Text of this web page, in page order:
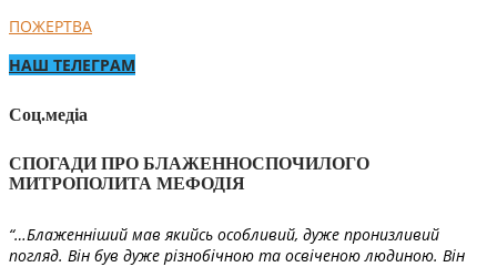
ПОЖЕРТВА
НАШ ТЕЛЕГРАМ
Соц.медіа
СПОГАДИ ПРО БЛАЖЕННОСПОЧИЛОГО
МИТРОПОЛИТА МЕФОДІЯ
“…Блаженніший мав якийсь особливий, дуже пронизливий
погляд. Він був дуже різнобічною та освіченою людиною. Він